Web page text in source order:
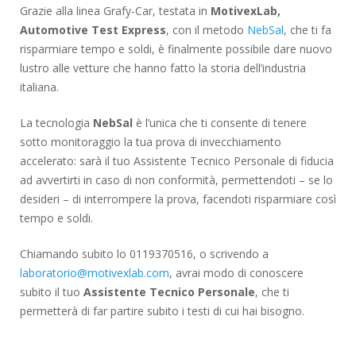
Grazie alla linea Grafy-Car, testata in MotivexLab,
Automotive Test Express, con il metodo NebSal, che ti fa
risparmiare tempo e soldi, è finalmente possibile dare nuovo
lustro alle vetture che hanno fatto la storia dell’industria
italiana.
La tecnologia NebSal è l’unica che ti consente di tenere
sotto monitoraggio la tua prova di invecchiamento
accelerato: sarà il tuo Assistente Tecnico Personale di fiducia
ad avvertirti in caso di non conformità, permettendoti – se lo
desideri – di interrompere la prova, facendoti risparmiare così
tempo e soldi.
Chiamando subito lo 0119370516, o scrivendo a
laboratorio@motivexlab.com, avrai modo di conoscere
subito il tuo Assistente Tecnico Personale, che ti
permetterà di far partire subito i testi di cui hai bisogno.